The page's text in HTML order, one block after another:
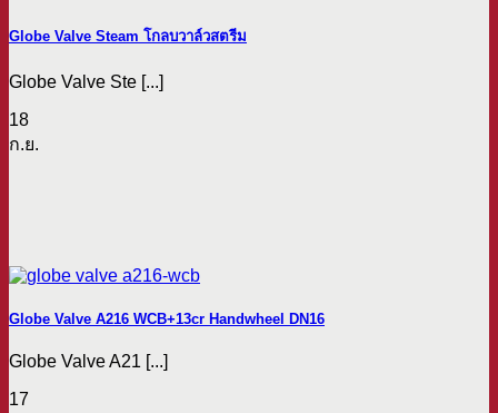
Globe Valve Steam โกลบวาล์วสตรีม
Globe Valve Ste [...]
18
ก.ย.
Globe Valve A216 WCB+13cr Handwheel DN16
Globe Valve A21 [...]
17